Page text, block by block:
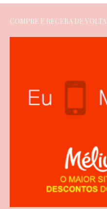
COMPRE E RECEBA DE VOLTA